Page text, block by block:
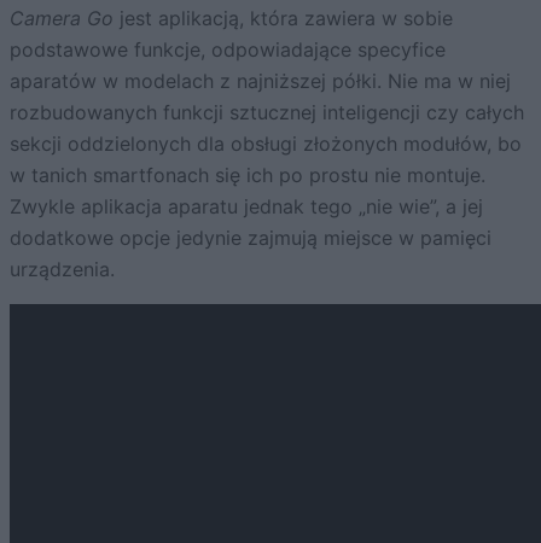
Camera Go jest aplikacją, która zawiera w sobie
podstawowe funkcje, odpowiadające specyfice
aparatów w modelach z najniższej półki. Nie ma w niej
rozbudowanych funkcji sztucznej inteligencji czy całych
sekcji oddzielonych dla obsługi złożonych modułów, bo
w tanich smartfonach się ich po prostu nie montuje.
Zwykle aplikacja aparatu jednak tego „nie wie”, a jej
dodatkowe opcje jedynie zajmują miejsce w pamięci
urządzenia.